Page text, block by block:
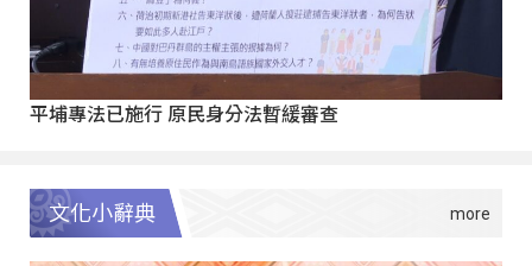
平埔專法已施行 原民身分法暫緩審查
文化小辭典